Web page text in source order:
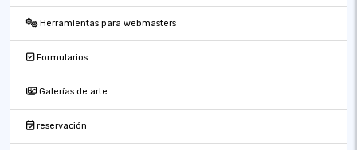
Herramientas para webmasters
Formularios
Galerías de arte
reservación